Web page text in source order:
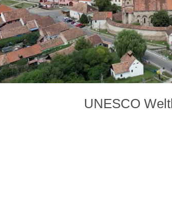
UNESCO